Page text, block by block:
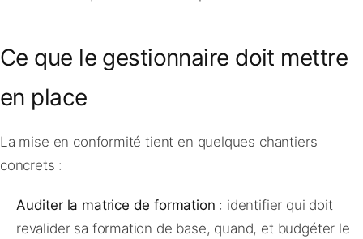
Ce que le gestionnaire doit mettre
en place
La mise en conformité tient en quelques chantiers
concrets :
Auditer la matrice de formation : identifier qui doit
revalider sa formation de base, quand, et budgéter le